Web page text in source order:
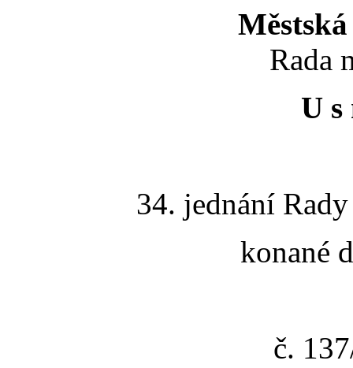
Rada
U s
34. jednání
konané
č.